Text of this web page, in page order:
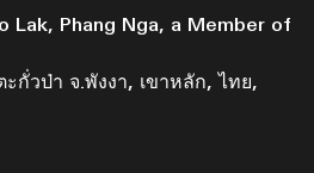
Lak, Phang Nga, a Member of
กั่วป่า จ.พังงา, เขาหลัก, ไทย,